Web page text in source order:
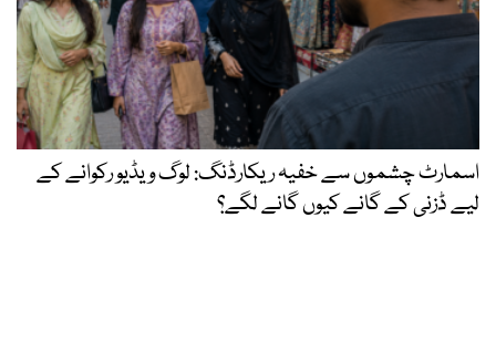
اسمارٹ چشموں سے خفیہ ریکارڈنگ: لوگ ویڈیو رکوانے کے
لیے ڈزنی کے گانے کیوں گانے لگے؟